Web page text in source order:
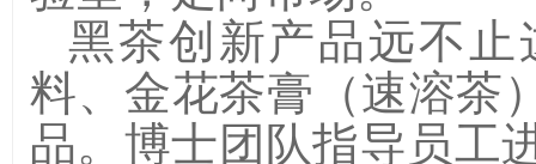
黑茶创新产品远不
料、金花茶膏（速溶茶
品。博士团队指导员工